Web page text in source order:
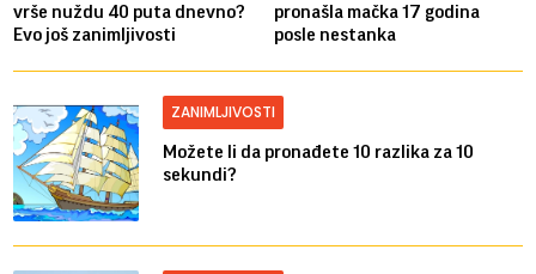
vrše nuždu 40 puta dnevno?
Evo još zanimljivosti
pronašla mačka 17 godina
posle nestanka
ZANIMLJIVOSTI
Možete li da pronađete 10 razlika za 10
sekundi?